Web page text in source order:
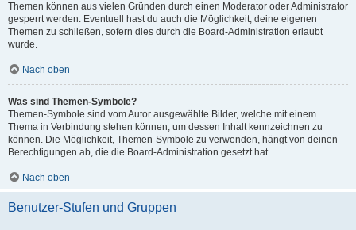
Themen können aus vielen Gründen durch einen Moderator oder Administrator
gesperrt werden. Eventuell hast du auch die Möglichkeit, deine eigenen
Themen zu schließen, sofern dies durch die Board-Administration erlaubt
wurde.
Nach oben
Was sind Themen-Symbole?
Themen-Symbole sind vom Autor ausgewählte Bilder, welche mit einem
Thema in Verbindung stehen können, um dessen Inhalt kennzeichnen zu
können. Die Möglichkeit, Themen-Symbole zu verwenden, hängt von deinen
Berechtigungen ab, die die Board-Administration gesetzt hat.
Nach oben
Benutzer-Stufen und Gruppen